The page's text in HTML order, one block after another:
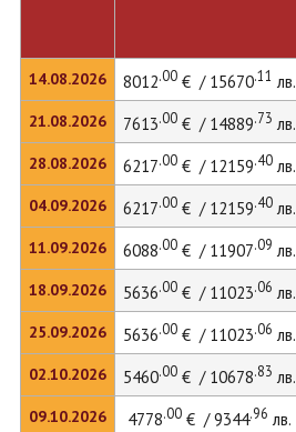
14.08.2026
21.08.2026
28.08.2026
04.09.2026
11.09.2026
18.09.2026
25.09.2026
02.10.2026
09.10.2026
8012.00€ / 15670.11 лв.
7613.00€ / 14889.73 лв.
6217.00€ / 12159.40лв.
6217.00€ / 12159.40лв.
6088.00€ / 11907.09 лв.
5636.00€ / 11023.06 лв.
5636.00€ / 11023.06 лв.
5460.00€ / 10678.83 лв.
4778.00€ / 9344.96 лв.